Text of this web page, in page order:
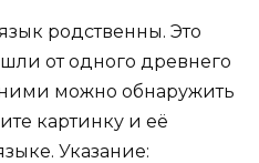
родственны. Это
от одного древнего
можно обнаружить
картинку и её
Указание: